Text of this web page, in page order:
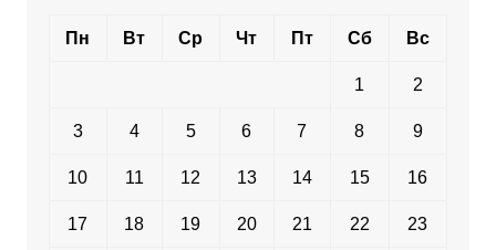
Пн Вт Ср Чт Пт Сб Вс
1 2
3 4 5 6 7 8 9
10 11 12 13 14 15 16
17 18 19 20 21 22 23